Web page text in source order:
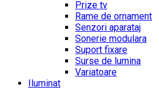
Prize tv
Rame de ornament
Senzori aparataj
Sonerie modulara
Suport fixare
Surse de lumina
Variatoare
Iluminat